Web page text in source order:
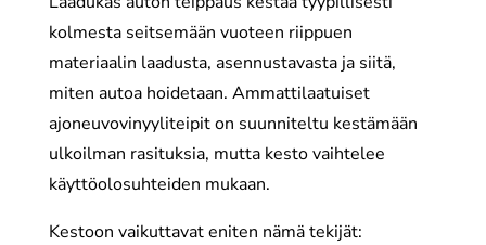
kolmesta seitsemään vuoteen riippuen
materiaalin laadusta, asennustavasta ja siitä,
miten autoa hoidetaan. Ammattilaatuiset
ajoneuvovinyyliteipit on suunniteltu kestämään
ulkoilman rasituksia, mutta kesto vaihtelee
käyttöolosuhteiden mukaan.
Kestoon vaikuttavat eniten nämä tekijät: